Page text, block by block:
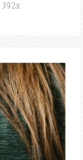
392x